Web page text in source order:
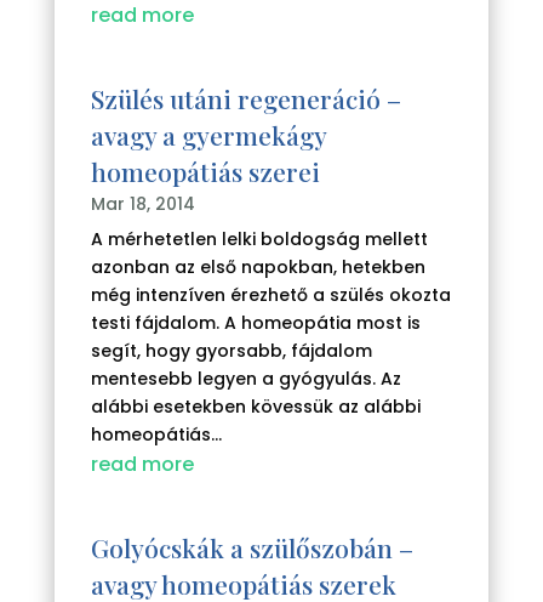
read more
Szülés utáni regeneráció –
avagy a gyermekágy
homeopátiás szerei
Mar 18, 2014
A mérhetetlen lelki boldogság mellett
azonban az első napokban, hetekben
még intenzíven érezhető a szülés okozta
testi fájdalom. A homeopátia most is
segít, hogy gyorsabb, fájdalom
mentesebb legyen a gyógyulás. Az
alábbi esetekben kövessük az alábbi
homeopátiás...
read more
Golyócskák a szülőszobán –
avagy homeopátiás szerek